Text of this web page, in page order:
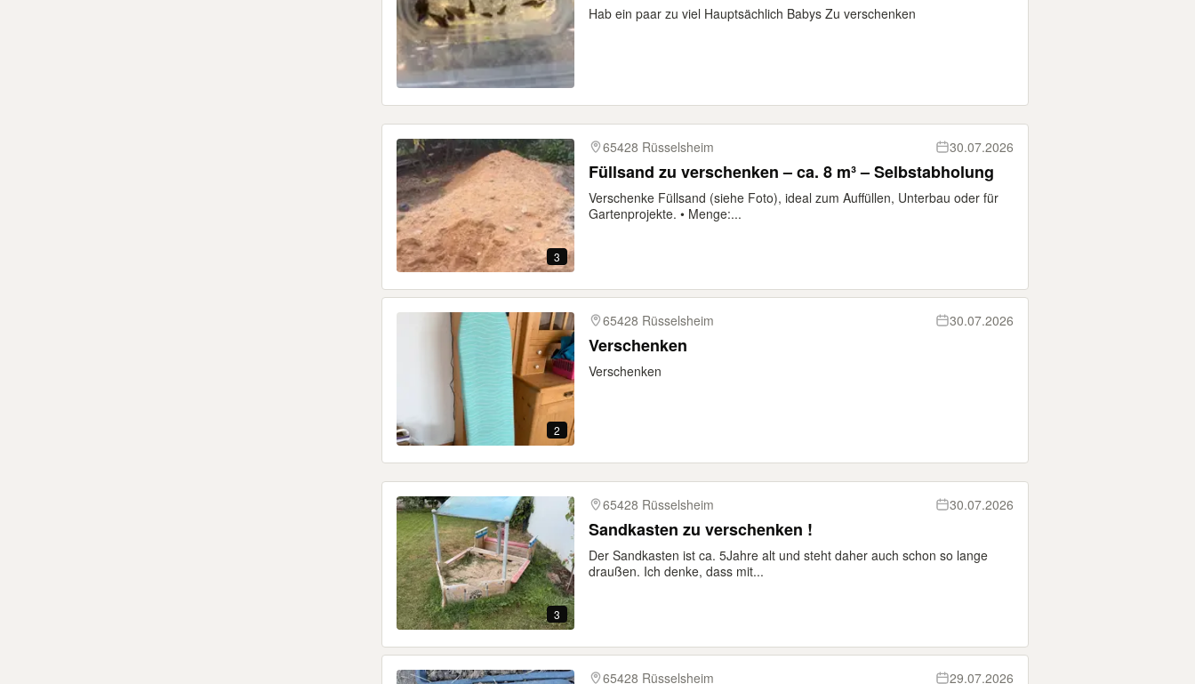
Hab ein paar zu viel Hauptsächlich Babys Zu verschenken
3
65428 Rüsselsheim 30.07.2026
Füllsand zu verschenken – ca. 8 m³ – Selbstabholung
Verschenke Füllsand (siehe Foto), ideal zum Auffüllen, Unterbau oder für
Gartenprojekte. • Menge:...
2
65428 Rüsselsheim 30.07.2026
Verschenken
Verschenken
3
65428 Rüsselsheim 30.07.2026
Sandkasten zu verschenken !
Der Sandkasten ist ca. 5Jahre alt und steht daher auch schon so lange
draußen. Ich denke, dass mit...
65428 Rüsselsheim 29.07.2026